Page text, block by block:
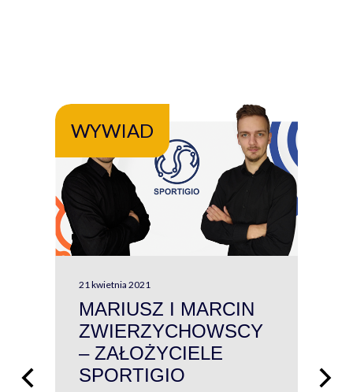
WYWIAD
21 kwietnia 2021
MARIUSZ I MARCIN
ZWIERZYCHOWSCY
– ZAŁOŻYCIELE
SPORTIGIO